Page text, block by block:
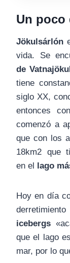
Un poco
Jökulsárlón
vida. Se
de
tiene
siglo XX,
entonces
comenzó a
que con los
18km2 que
en el lago
Hoy en día
icebergs
que el lago
mar, por lo